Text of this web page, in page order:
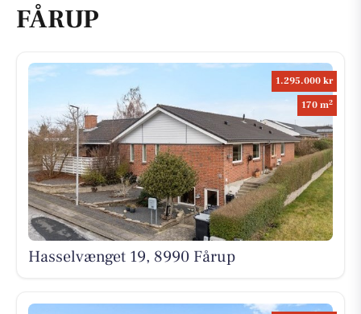
FÅRUP
1.295.000 kr
170 m2
Hasselvænget 19, 8990 Fårup